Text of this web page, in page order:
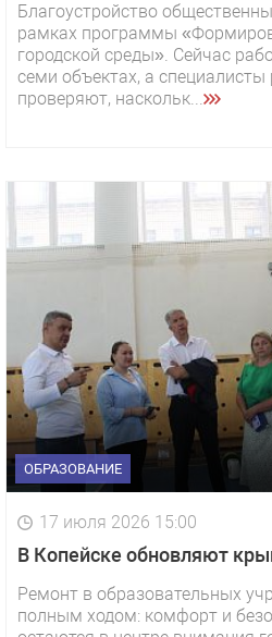
Благоустройство
рамках программы
городской среды». Сейчас
семи объектах, а специалисты
проверяют, наскольк...
ОБРАЗОВАНИЕ
17 июля 2026 15:00
В Копейске обновляют
Ремонт в образовательных
полным ходом: комфорт и
1 видео СМОТРЕТЬ